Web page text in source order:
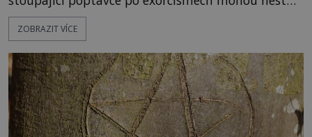
moderní technologie, které se démoni naučili
ovládat. Se svou obětí prý mohou komunikovat i
která byla jako dítě svým otcem zasvěcena ďáblu,
prý posílali textovky. Životop
ZOBRAZIT VÍCE